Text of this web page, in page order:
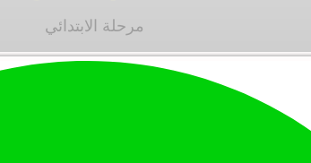
مرحلة الابتدائي